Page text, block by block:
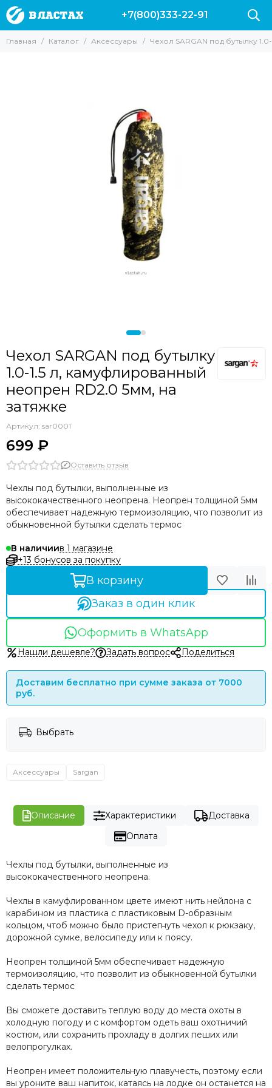
Аксессуары
Подводные компьютеры
+7(800)333-22-91
Главная Каталог Аксессуары Чехол SARGAN под бутылку
Чехол SARGAN под бутылку
1.0-1.5 л, камуфлированный
неопрен RD2.0 5мм, на
затяжке
Артикул: sar0001
699 ₽
Оставить отзыв
Чехлы под бутылки, выполненные из
высококачественного неопрена. Неопрен толщиной 5мм
обеспечивает надежную термоизоляцию, что позволит из
обыкновенной бутылки сделать термос
В наличиив 1 магазине
+13 бонусов за покупку
В корзину
Заказ в один клик
Оформить в WhatsApp
Нашли дешевле? Задать вопрос Поделиться
Доставим бесплатно при сумме заказа от 7000
руб.
Выбрать
Аксессуары Sargan
Описание Характеристики
Доставка
Оплата
Чехлы под бутылки, выполненные из
высококачественного неопрена.
Чехлы в камуфлированном цвете имеют нить нейлона с
карабином из пластика с пластиковым D-образным
кольцом, чтоб можно было пристегнуть чехол к рюкзаку,
дорожной сумке, велосипеду или к поясу.
Неопрен толщиной 5мм обеспечивает надежную
термоизоляцию, что позволит из обыкновенной бутылки
сделать термос
Вы сможете доставить теплую воду до места охоты в
холодную погоду и с комфортом одеть ваш охотничий
костюм, или сохранить прохладу в долгих пеших или
велопрогулках.
Неопрен имеет положительную плавучесть, поэтому если
вы уроните ваш напиток, катаясь на лодке он останется на